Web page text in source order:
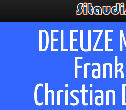
Parutions
Incitations
Apparitions
DELEUZE
Christian